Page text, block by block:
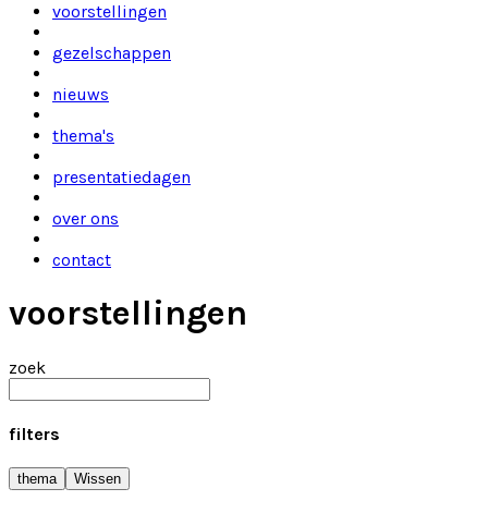
voorstellingen
gezelschappen
nieuws
thema's
presentatiedagen
over ons
contact
voorstellingen
zoek
filters
thema Wissen